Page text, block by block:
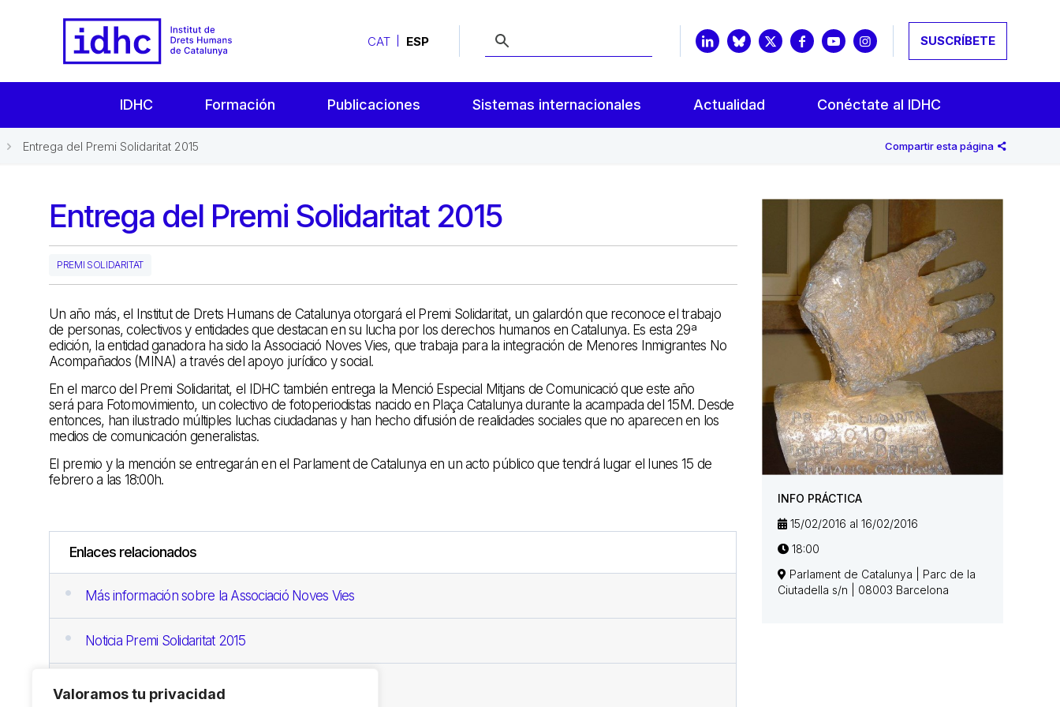
Valoramos tu privacidad
CAT ESP SUSCRÍBETE
IDHC Formación Publicaciones Sistemas internacionales Actualidad Conéctate al IDHC
Entrega del Premi Solidaritat 2015 Compartir esta página
Entrega del Premi Solidaritat 2015
PREMI SOLIDARITAT
Un año más, el Institut de Drets Humans de Catalunya otorgará el Premi Solidaritat, un galardón que reconoce el trabajo
de personas, colectivos y entidades que destacan en su lucha por los derechos humanos en Catalunya. Es esta 29ª
edición, la entidad ganadora ha sido la Associació Noves Vies, que trabaja para la integración de Menores Inmigrantes No
Acompañados (MINA) a través del apoyo jurídico y social.
En el marco del Premi Solidaritat, el IDHC también entrega la Menció Especial Mitjans de Comunicació que este año
será para Fotomovimiento, un colectivo de fotoperiodistas nacido en Plaça Catalunya durante la acampada del 15M. Desde
entonces, han ilustrado múltiples luchas ciudadanas y han hecho difusión de realidades sociales que no aparecen en los
medios de comunicación generalistas.
El premio y la mención se entregarán en el Parlament de Catalunya en un acto público que tendrá lugar el lunes 15 de
febrero a las 18:00h.
Enlaces relacionados
Más información sobre la Associació Noves Vies
Noticia Premi Solidaritat 2015
Más información sobre Fotomovimiento
INFO PRÁCTICA
15/02/2016 al 16/02/2016
18:00
Parlament de Catalunya | Parc de la
Ciutadella s/n | 08003 Barcelona